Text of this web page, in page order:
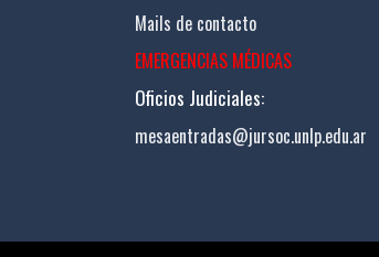
Mails de contacto
EMERGENCIAS MÉDICAS
Oficios Judiciales:
mesaentradas@jursoc.unlp.edu.ar